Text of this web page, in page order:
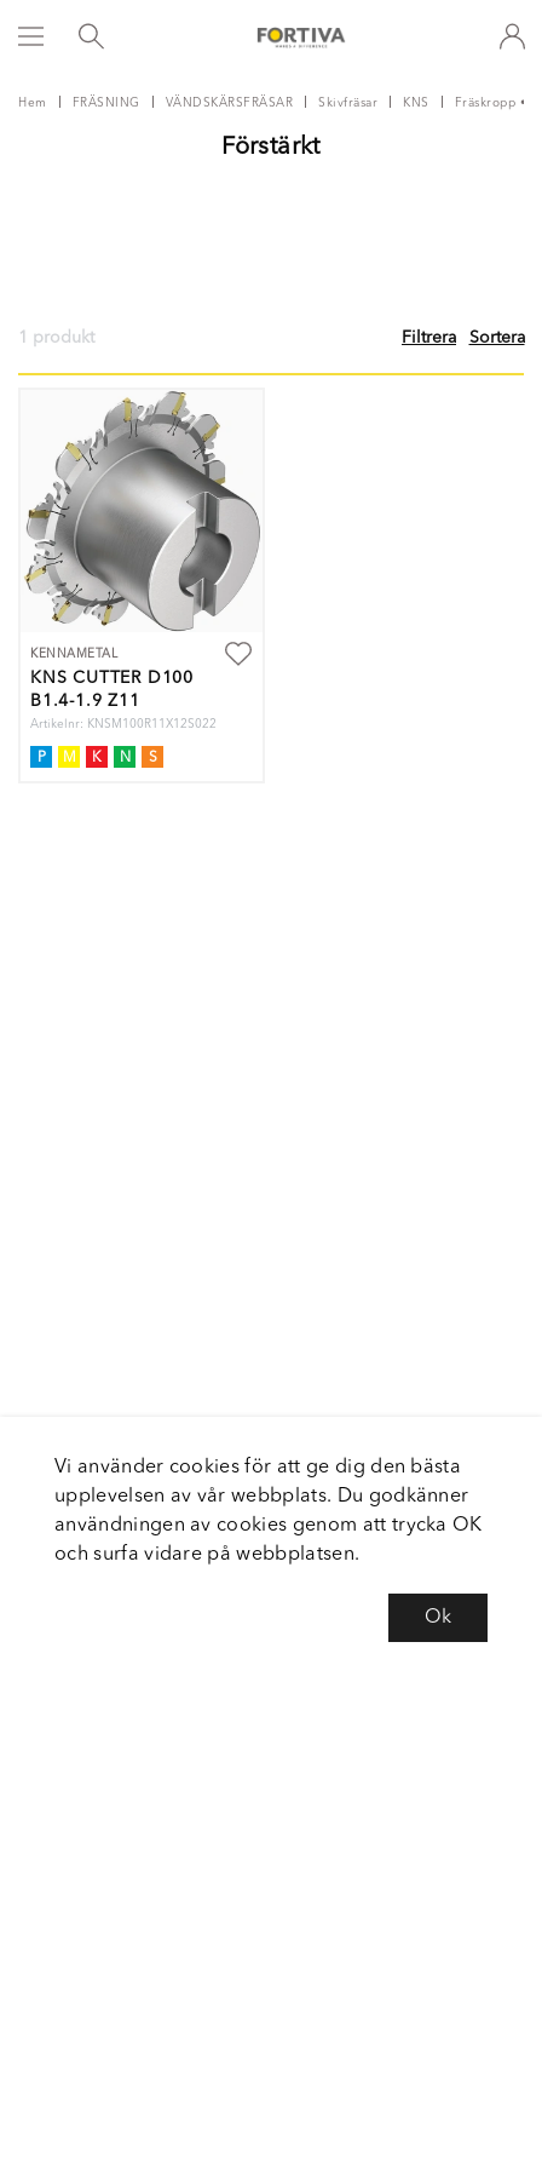
Hem FRÄSNING VÄNDSKÄRSFRÄSAR Skivfräsar KNS Fräskropp •
Förstärkt
1 produkt Filtrera Sortera
KENNAMETAL
KNS CUTTER D100
B1.4-1.9 Z11
Artikelnr: KNSM100R11X12S022
P M K N S
Vi använder cookies för att ge dig den bästa
upplevelsen av vår webbplats. Du godkänner
användningen av cookies genom att trycka OK
och surfa vidare på webbplatsen.
Ok